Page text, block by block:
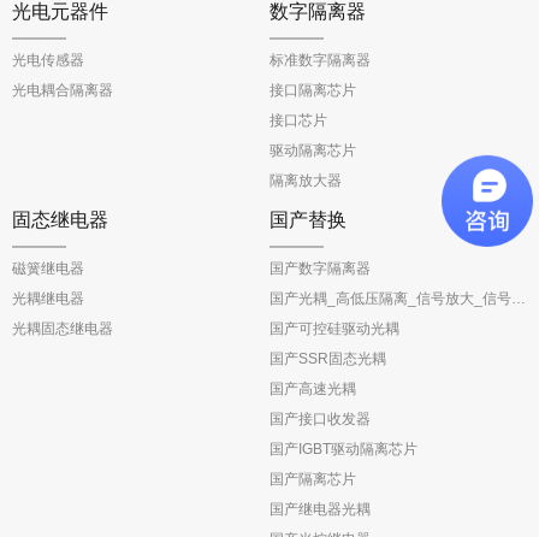
光电元器件
光电传感器
光电耦合隔离器
数字隔离器
标准数字隔离器
接口隔离芯片
接口芯片
驱动隔离芯片
隔离放大器
固态继电器
磁簧继电器
光耦继电器
光耦固态继电器
国产替换
国产数字隔离器
国产光耦_高低压隔离_信号放大_信号反馈
国产可控硅驱动光耦
国产SSR固态光耦
国产高速光耦
国产接口收发器
国产IGBT驱动隔离芯片
国产隔离芯片
国产继电器光耦